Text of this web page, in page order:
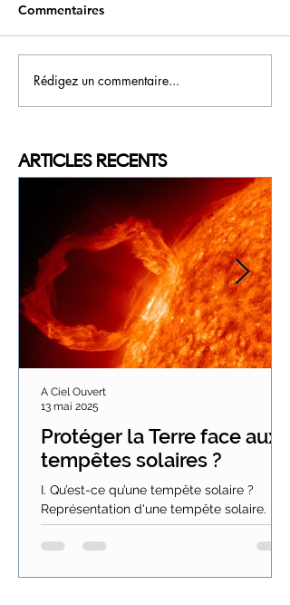
Commentaires
Rédigez un commentaire...
ARTICLES RECENTS
Protéger la Terre face aux
tempêtes solaires ?
I. Qu’est-ce qu’une tempête solaire ?
Représentation d'une tempête solaire.
Tous les onze ans environ, lorsque l’activité
solaire...
A Ciel Ouvert
13 mai 2025